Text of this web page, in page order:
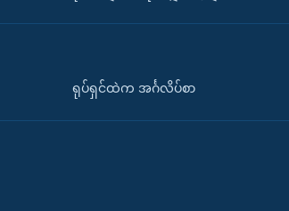
ရုပ်ရှင်ထဲက အင်္ဂလိပ်စာ